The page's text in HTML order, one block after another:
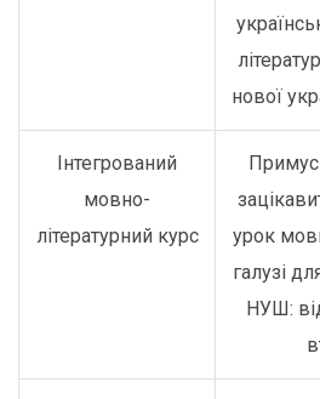
нової
Інтегрований
мовно-
літературний курс
урок
галузі
НУШ: